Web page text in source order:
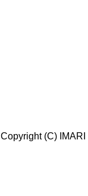
Copyright (C)